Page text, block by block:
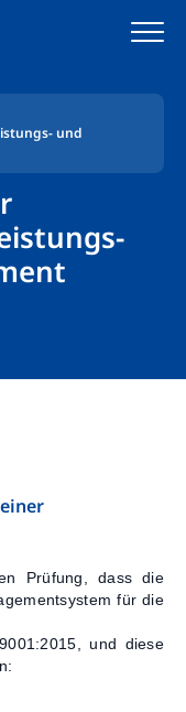
und
Prüfung, dass die
für die
und diese